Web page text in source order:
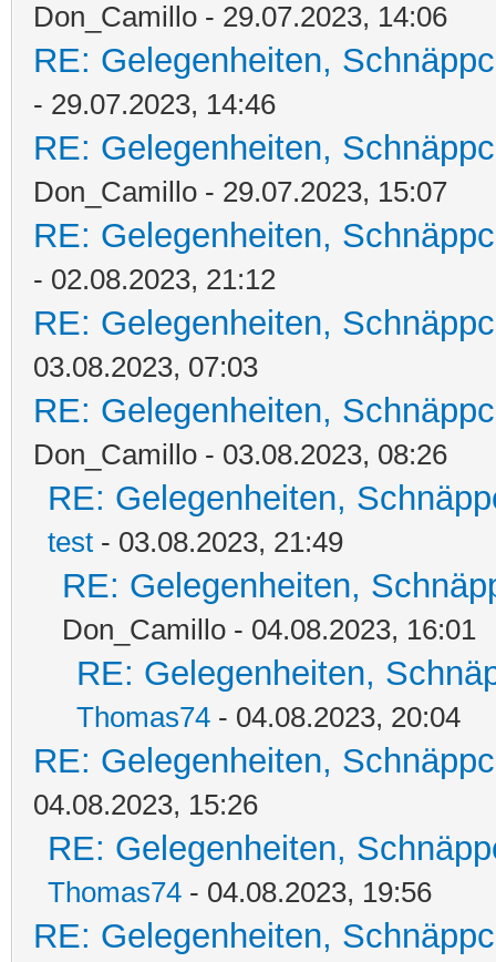
Don_Camillo - 29.07.2023, 14:06
RE: Gelegenheiten,
- 29.07.2023, 14:46
RE: Gelegenheiten,
Don_Camillo - 29.07.2023, 15:07
RE: Gelegenheiten,
- 02.08.2023, 21:12
RE: Gelegenheiten,
03.08.2023, 07:03
RE: Gelegenheiten,
Don_Camillo - 03.08.2023, 08:26
RE: Gelegenheiten,
test - 03.08.2023, 21:49
RE: Gelegenheiten,
Don_Camillo - 04.08.2023, 16:01
RE: Gelegenheiten,
Thomas74 - 04.08.2023, 20:04
RE: Gelegenheiten,
04.08.2023, 15:26
RE: Gelegenheiten,
Thomas74 - 04.08.2023, 19:56
RE: Gelegenheiten,